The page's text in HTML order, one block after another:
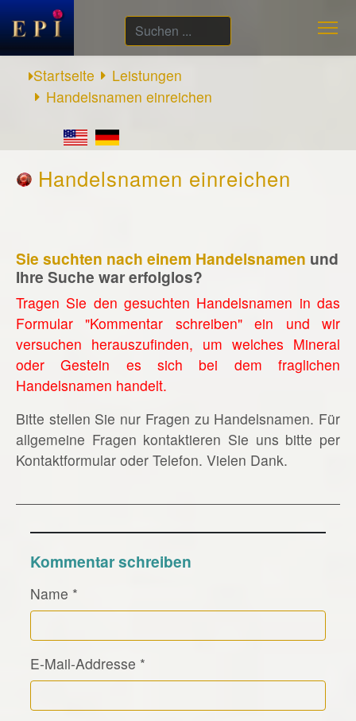
Suchen
...
Startseite
Leistungen
Handelsnamen einreichen
Handelsnamen einreichen
Sie suchten nach einem Handelsnamen und
Ihre Suche war erfolglos?
Tragen Sie den gesuchten Handelsnamen in das
Formular "Kommentar schreiben" ein und wir
versuchen herauszufinden, um welches Mineral
oder Gestein es sich bei dem fraglichen
Handelsnamen handelt.
Bitte stellen Sie nur Fragen zu Handelsnamen. Für
allgemeine Fragen kontaktieren Sie uns bitte per
Kontaktformular oder Telefon. Vielen Dank.
Kommentar schreiben
Name *
E-Mail-Addresse *